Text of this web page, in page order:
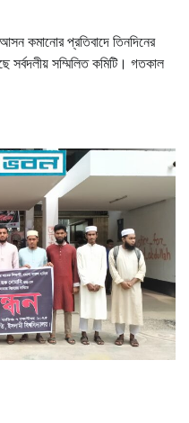
কমানোর প্রতিবাদে তিনদিনের
সম্মিলিত কমিটি। গতকাল